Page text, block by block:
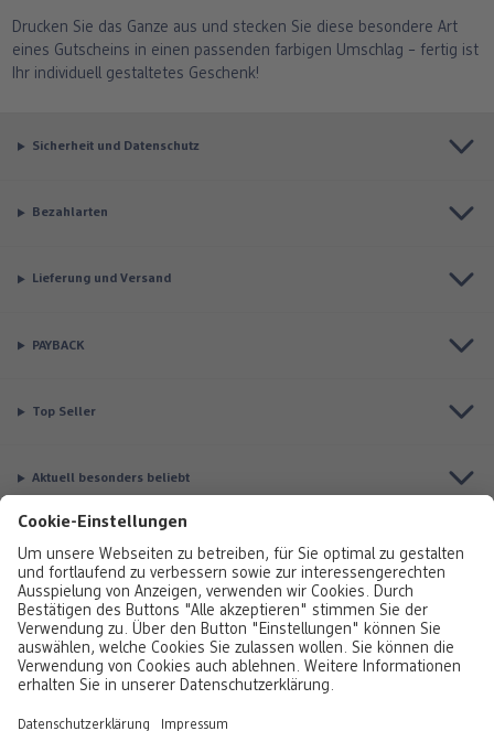
Drucken Sie das Ganze aus und stecken Sie diese besondere Art
eines Gutscheins in einen passenden farbigen Umschlag – fertig ist
Ihr individuell gestaltetes Geschenk!
Sicherheit und Datenschutz
Bezahlarten
Lieferung und Versand
PAYBACK
Top Seller
Aktuell besonders beliebt
Service & Auftragsstatus
Informationen
Rufen Sie uns gerne an: 0800 376320Montag bis Sonntag: 8:00 – 20:00 Uhr,